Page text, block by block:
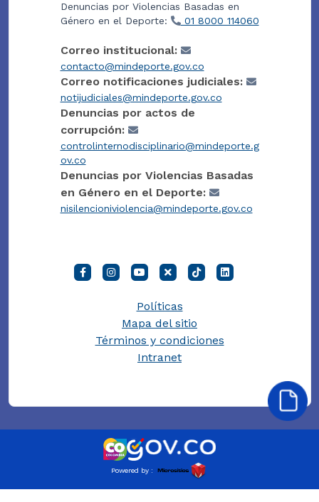
Denuncias por Violencias Basadas en
Género en el Deporte:
01 8000 114060
Correo institucional:
contacto@mindeporte.gov.co
Correo notificaciones judiciales:
notijudiciales@mindeporte.gov.co
Denuncias por actos de
corrupción:
controlinternodisciplinario@mindeporte.g
ov.co
Denuncias por Violencias Basadas
en Género en el Deporte:
nisilencioniviolencia@mindeporte.gov.co
Políticas
Mapa del sitio
Términos y condiciones
Intranet
Powered by :